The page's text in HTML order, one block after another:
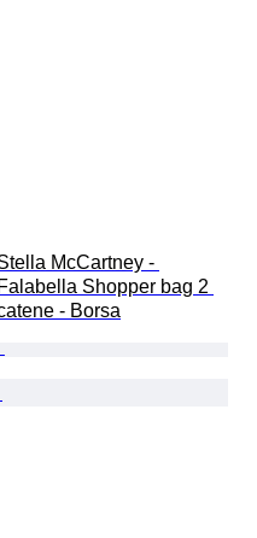
McCartney -
Falabella Shopper bag 2
- Borsa